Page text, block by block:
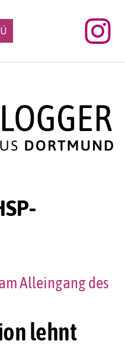
lehnt
Alleingang des